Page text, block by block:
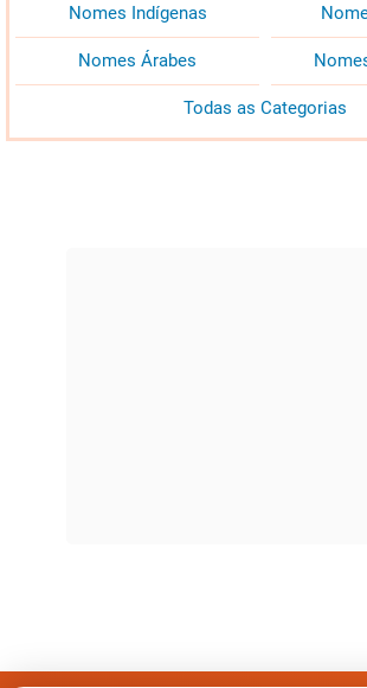
Nomes Indígenas
Nomes Árabes
Todas as Categorias